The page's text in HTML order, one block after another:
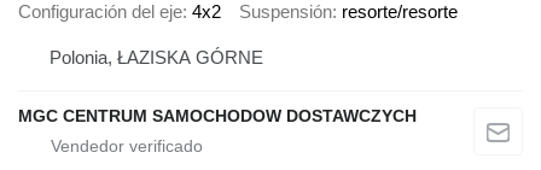
Configuración del eje 4x2 Suspensión resorte/resorte
Polonia, ŁAZISKA GÓRNE
MGC CENTRUM SAMOCHODOW DOSTAWCZYCH